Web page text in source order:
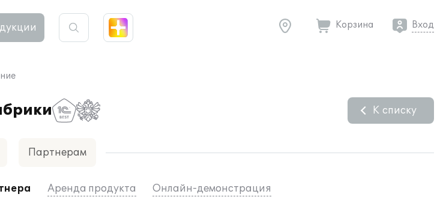
Корзина Вход
К списку
Партнерам
Аренда продукта Онлайн-демонстрация